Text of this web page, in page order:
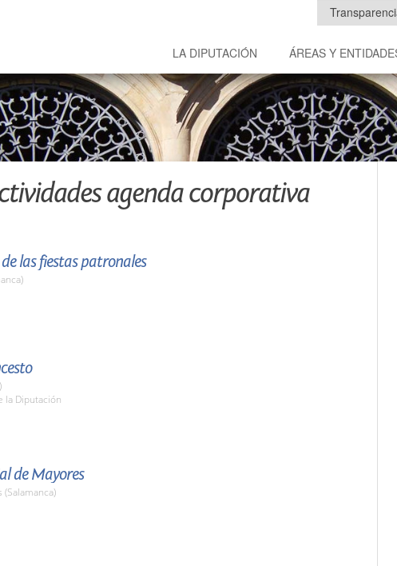
LA DIPUTACIÓN ÁREAS Y
agenda corporativa
las fiestas patronales
la Diputación
de Mayores